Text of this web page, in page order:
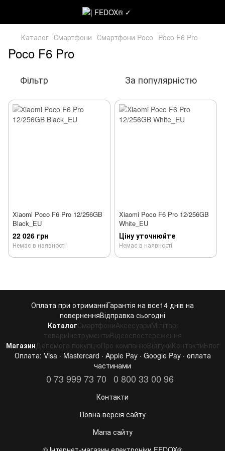
Каталог Смартфони Смартфони Poco Poco F6 Pro
Poco F6 Pro
Фільтр За популярністю
Xiaomi Poco F6 Pro 12/256GB
Black_EU
22 026 грн
Немає в наявності
Xiaomi Poco F6 Pro 12/256GB
White_EU
Ціну уточнюйте
Немає в наявності
Оплата при отриманніГарантія на все14 днів на
поверненняВідправка сьогодні
КаталогСмартфониАксесуариМілітарі
товариІнструментиВідеоспостереження
МагазинДопомога покупцюПро компаніюВідгукиКонтактиБлог
Оплата: Visa · Mastercard · Apple Pay · Google Pay · оплата
частинами
0 73 999 73 70 0 800 33 00 96
Контакти
Повна версія сайту
Мапа сайту